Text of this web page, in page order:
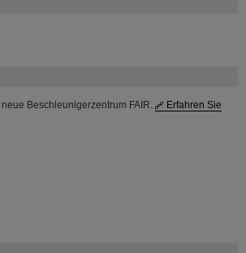
Beschleunigerzentrum FAIR.
Erfahren Sie